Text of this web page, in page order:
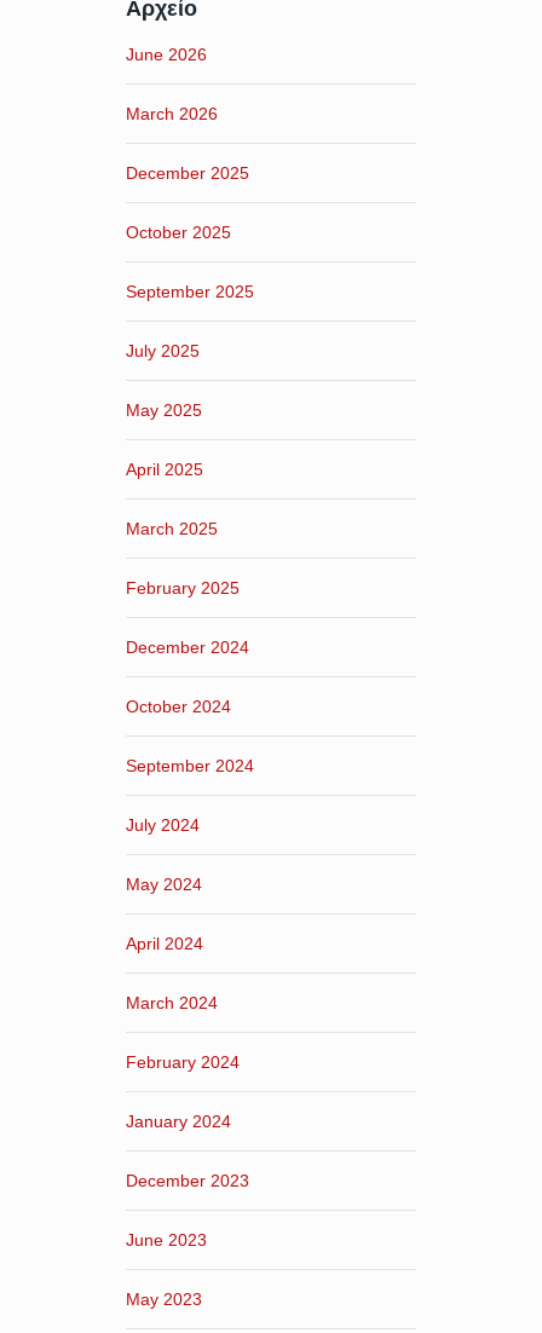
Αρχείο
June 2026
March 2026
December 2025
October 2025
September 2025
July 2025
May 2025
April 2025
March 2025
February 2025
December 2024
October 2024
September 2024
July 2024
May 2024
April 2024
March 2024
February 2024
January 2024
December 2023
June 2023
May 2023